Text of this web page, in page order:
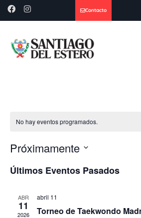
Contacto
No hay eventos programados.
Próximamente
fecha.
Últimos Eventos Pasados
ABR
11
2026
abril 11
Torneo de Taekwondo